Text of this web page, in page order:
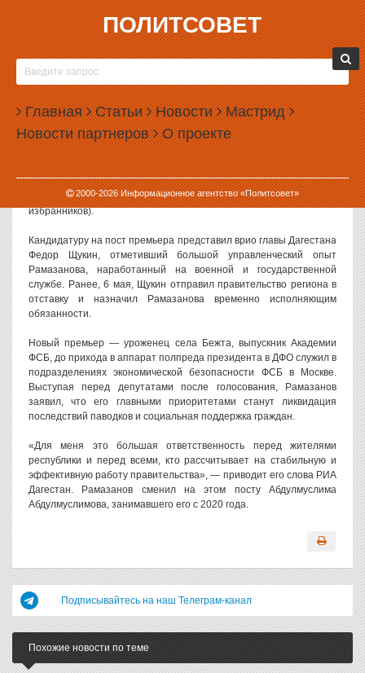
ПОЛИТСОВЕТ
Главная Статьи Новости Мастрид
Новости партнеров О проекте
2000-2026Информационное агентство «Политсовет»
13.05.2026, 18:05
ПАРЛАМЕНТ ДАГЕСТАНА УТВЕРДИЛ
МАГОМЕДА РАМАЗАНОВА ПРЕМЬЕР-
МИНИСТРОМ
Народное собрание Дагестана на 56-й сессии единогласно
утвердило Магомеда Рамазанова в должности председателя
правительства республики. В ходе тайного голосования
кандидатуру 41-летнего политика поддержал 81
присутствовавший депутат (всего в парламенте 90 народных
избранников).
Кандидатуру на пост премьера представил врио главы Дагестана
Федор Щукин, отметивший большой управленческий опыт
Рамазанова, наработанный на военной и государственной
службе. Ранее, 6 мая, Щукин отправил правительство региона в
отставку и назначил Рамазанова временно исполняющим
обязанности.
Новый премьер — уроженец села Бежта, выпускник Академии
ФСБ, до прихода в аппарат полпреда президента в ДФО служил в
подразделениях экономической безопасности ФСБ в Москве.
Выступая перед депутатами после голосования, Рамазанов
заявил, что его главными приоритетами станут ликвидация
последствий паводков и социальная поддержка граждан.
«Для меня это большая ответственность перед жителями
республики и перед всеми, кто рассчитывает на стабильную и
эффективную работу правительства», — приводит его слова РИА
Дагестан. Рамазанов сменил на этом посту Абдулмуслима
Абдулмуслимова, занимавшего его с 2020 года.
Подписывайтесь на наш Телеграм-канал
Похожие новости по теме